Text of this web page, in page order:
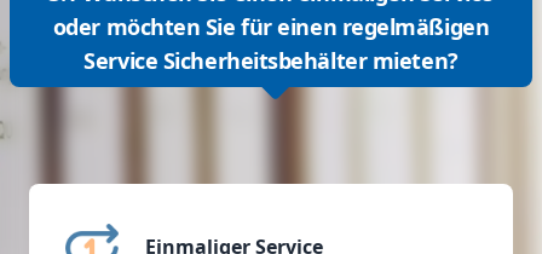
oder möchten Sie für einen regelmäßigen
Service Sicherheitsbehälter mieten?
Einmaliger Service